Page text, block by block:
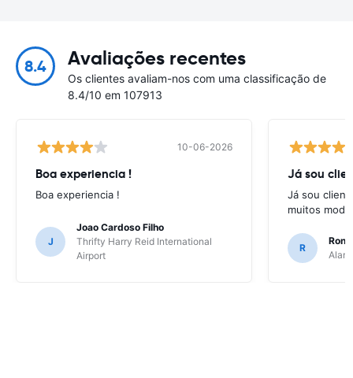
8.4 Avaliações recentes
Os clientes avaliam-nos com uma classificação de
8.4/10 em 107913
10-06-2026
Boa experiencia !
Boa experiencia !
J
Joao Cardoso Filho
Thrifty Harry Reid International
Airport
Já sou
Já sou
muitos
R